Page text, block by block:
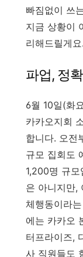
빠짐없이 쓰
지금 상황이
리해드릴게요.
파업, 정
6월 10일(화
카카오지회
합니다. 오전
규모 집회도
1,200명 규
은 아니지만,
체행동이라
에는 카카오
터프라이즈,
사 직원들도